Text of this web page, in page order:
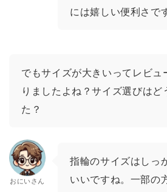
には嬉しい便利さで
でもサイズが大きいってレビュ
りましたよね？サイズ選びはど
た？
おにいさん
指輪のサイズはしっ
いいですね。一部の